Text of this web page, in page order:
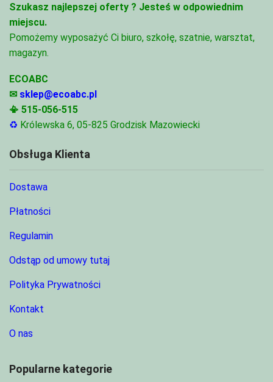
Szukasz najlepszej oferty ? Jesteś w odpowiednim
miejscu.
Pomożemy wyposażyć Ci biuro, szkołę, szatnie, warsztat,
magazyn.
ECOABC
✉ sklep@ecoabc.pl
📳 515-056-515
♻ Królewska 6, 05-825 Grodzisk Mazowiecki
Obsługa Klienta
Dostawa
Płatności
Regulamin
Odstąp od umowy tutaj
Polityka Prywatności
Kontakt
O nas
Popularne kategorie